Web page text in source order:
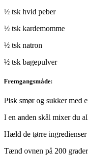
½ tsk hvid peber
½ tsk kardemomme
½ tsk natron
½ tsk bagepulver
Fremgangsmåde:
Pisk smør og sukker med
I en anden skål mixer du
Hæld de tørre
Tænd ovnen på 200